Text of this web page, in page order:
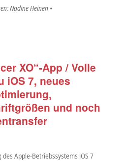
Nadine Heinen •
XO“-App / Volle
iOS 7, neues
und noch
Apple-Betriebssystems iOS 7